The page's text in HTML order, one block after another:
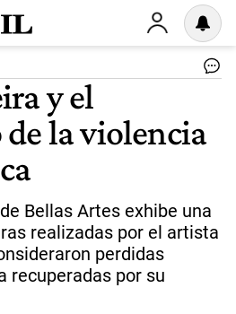
y el
la violencia
Bellas Artes exhibe una
realizadas por el artista
perdidas
recuperadas por su